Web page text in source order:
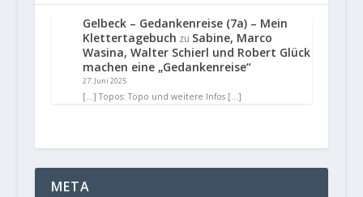
Gelbeck – Gedankenreise (7a) – Mein
Klettertagebuch zu Sabine, Marco
Wasina, Walter Schierl und Robert Glück
machen eine „Gedankenreise“
27. Juni 2025
[…] Topos: Topo und weitere Infos […]
META